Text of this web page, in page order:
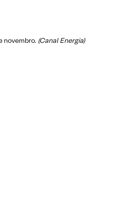
novembro. (Canal Energia)